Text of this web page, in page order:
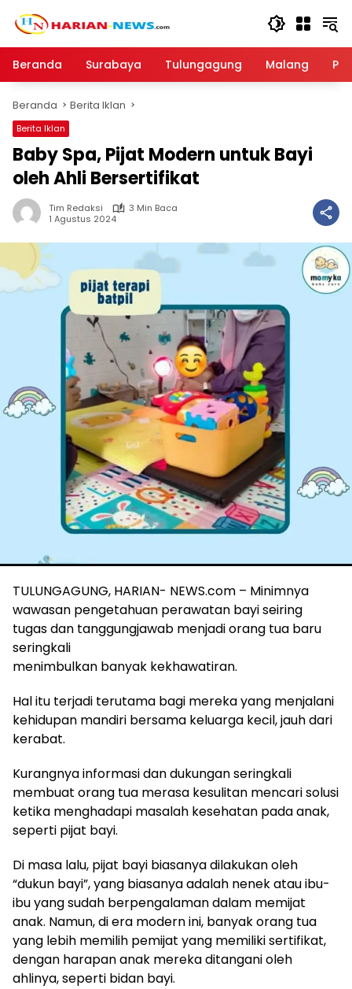
Beranda
Surabaya Tulungagung Malang
Beranda Berita Iklan
Berita Iklan
Baby Spa, Pijat Modern untuk Bayi
oleh Ahli Bersertifikat
Tim Redaksi
3 Min Baca
1 Agustus 2024
TULUNGAGUNG, HARIAN- NEWS.com – Minimnya
wawasan pengetahuan perawatan bayi seiring
tugas dan tanggungjawab menjadi orang tua baru
seringkali
menimbulkan banyak kekhawatiran.
Hal itu terjadi terutama bagi mereka yang menjalani
kehidupan mandiri bersama keluarga kecil, jauh dari
kerabat.
Kurangnya informasi dan dukungan seringkali
membuat orang tua merasa kesulitan mencari solusi
ketika menghadapi masalah kesehatan pada anak,
seperti pijat bayi.
Di masa lalu, pijat bayi biasanya dilakukan oleh
“dukun bayi”, yang biasanya adalah nenek atau ibu-
ibu yang sudah berpengalaman dalam memijat
anak. Namun, di era modern ini, banyak orang tua
yang lebih memilih pemijat yang memiliki sertifikat,
dengan harapan anak mereka ditangani oleh
ahlinya, seperti bidan bayi.